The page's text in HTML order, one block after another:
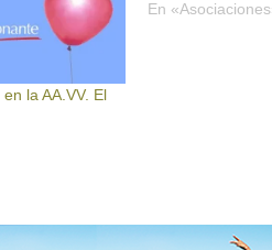
la AA.VV. El
En